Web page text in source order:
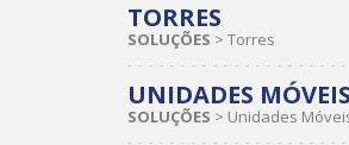
TORRES
SOLUÇÕES > Torres
UNIDADES MÓVEIS
SOLUÇÕES > Unidades